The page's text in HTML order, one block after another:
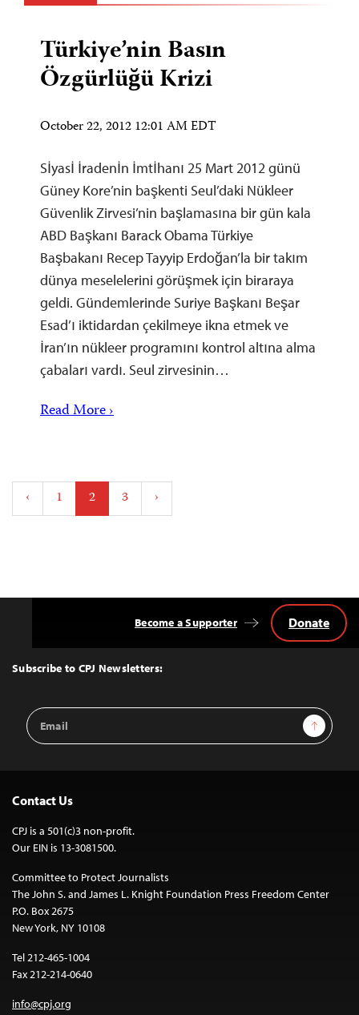
Türkiye’nin Basın
Özgürlüğü Krizi
October 22, 2012 12:01 AM EDT
Sİyasİ İradenİn İmtİhanı 25 Mart 2012 günü
Güney Kore’nin başkenti Seul’daki Nükleer
Güvenlik Zirvesi’nin başlamasına bir gün kala
ABD Başkanı Barack Obama Türkiye
Başbakanı Recep Tayyip Erdoğan’la bir takım
dünya meselelerini görüşmek için biraraya
geldi. Gündemlerinde Suriye Başkanı Beşar
Esad’ı iktidardan çekilmeye ikna etmek ve
İran’ın nükleer programını kontrol altına alma
çabaları vardı. Seul zirvesinin…
Read More ›
Posts
pagination
‹ 1 2 3 ›
Top
Subscribe to CPJ Newsletters:
Email
Address
Sign Up
Become a Supporter Donate
Contact Us
CPJ is a 501(c)3 non-profit.
Our EIN is 13-3081500.
Committee to Protect Journalists
The John S. and James L. Knight Foundation Press Freedom Center
P.O. Box 2675
New York, NY 10108
Tel 212-465-1004
Fax 212-214-0640
info@cpj.org